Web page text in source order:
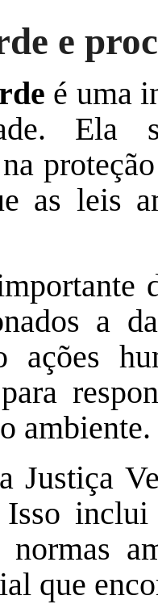
e
é uma
Ela
as leis
a
ações
ambiente.
Justiça
Isso
normas
que